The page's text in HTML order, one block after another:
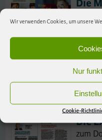
Wir verwenden Cookies, um unsere
Nur
Cookie-
Die
Die
zum